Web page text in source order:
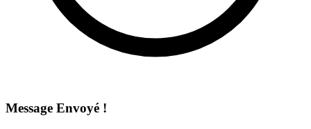
Message Envoyé !